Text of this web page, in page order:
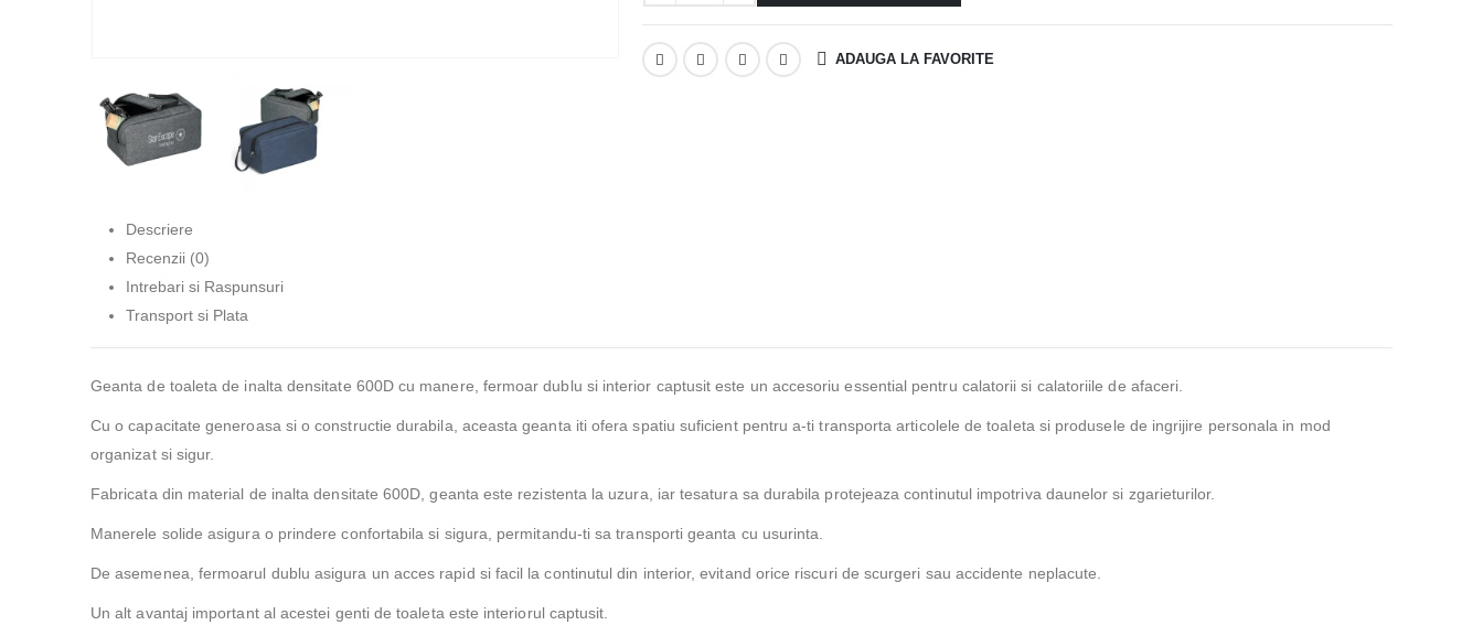
ADAUGA LA FAVORITE
Descriere
Recenzii (0)
Intrebari si Raspunsuri
Transport si Plata
Geanta de toaleta de inalta densitate 600D cu manere, fermoar dublu si interior captusit este un accesoriu essential pentru calatorii si calatoriile de afaceri.
Cu o capacitate generoasa si o constructie durabila, aceasta geanta iti ofera spatiu suficient pentru a-ti transporta articolele de toaleta si produsele de ingrijire personala in mod
organizat si sigur.
Fabricata din material de inalta densitate 600D, geanta este rezistenta la uzura, iar tesatura sa durabila protejeaza continutul impotriva daunelor si zgarieturilor.
Manerele solide asigura o prindere confortabila si sigura, permitandu-ti sa transporti geanta cu usurinta.
De asemenea, fermoarul dublu asigura un acces rapid si facil la continutul din interior, evitand orice riscuri de scurgeri sau accidente neplacute.
Un alt avantaj important al acestei genti de toaleta este interiorul captusit.